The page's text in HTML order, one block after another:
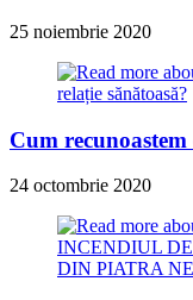
25 noiembrie 2020
Cum
24 octombrie 2020